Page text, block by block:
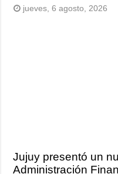
jueves, 6 agosto, 2026
Jujuy presentó un
Administración